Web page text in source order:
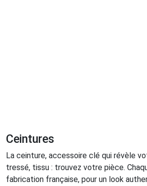
Ceintures
La ceinture, accessoire clé qui révèle
tressé, tissu : trouvez votre pièce.
fabrication française, pour un look